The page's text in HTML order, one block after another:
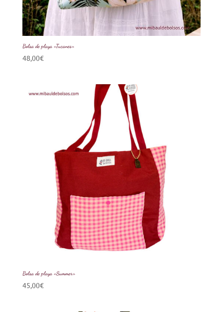
Bolsa de playa «Tucanes»
48,00€
Bolsa de playa «Summer»
45,00€